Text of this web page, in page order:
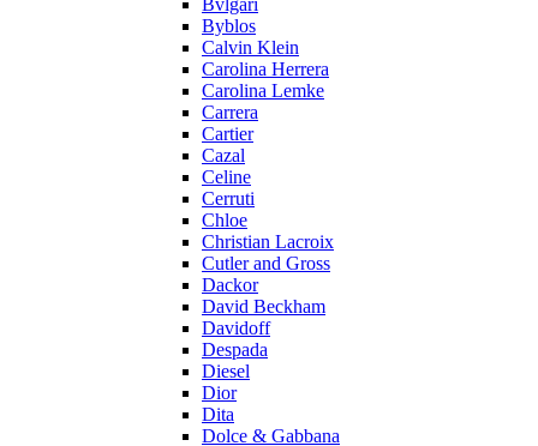
Bvlgari
Byblos
Calvin Klein
Carolina Herrera
Carolina Lemke
Carrera
Cartier
Cazal
Celine
Cerruti
Chloe
Christian Lacroix
Cutler and Gross
Dackor
David Beckham
Davidoff
Despada
Diesel
Dior
Dita
Dolce & Gabbana